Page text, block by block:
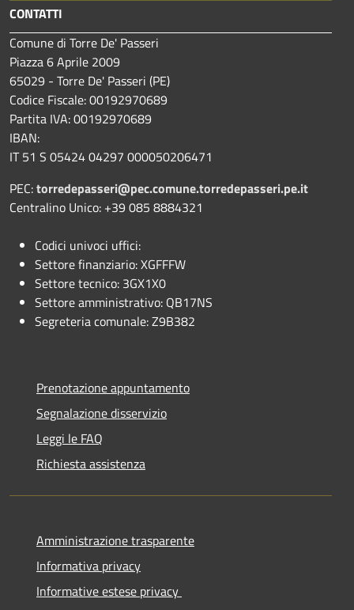
CONTATTI
Comune di Torre De' Passeri
Piazza 6 Aprile 2009
65029 - Torre De' Passeri (PE)
Codice Fiscale: 00192970689
Partita IVA: 00192970689
IBAN:
IT 51 S 05424 04297 000050206471
PEC:torredepasseri@pec.comune.torredepasseri.pe.it
Centralino Unico: +39 085 8884321
Codici univoci uffici:
Settore finanziario: XGFFFW
Settore tecnico: 3GX1X0
Settore amministrativo: QB17NS
Segreteria comunale: Z9B382
Prenotazione appuntamento
Segnalazione disservizio
Leggi le FAQ
Richiesta assistenza
Amministrazione trasparente
Informativa privacy
Informative estese privacy